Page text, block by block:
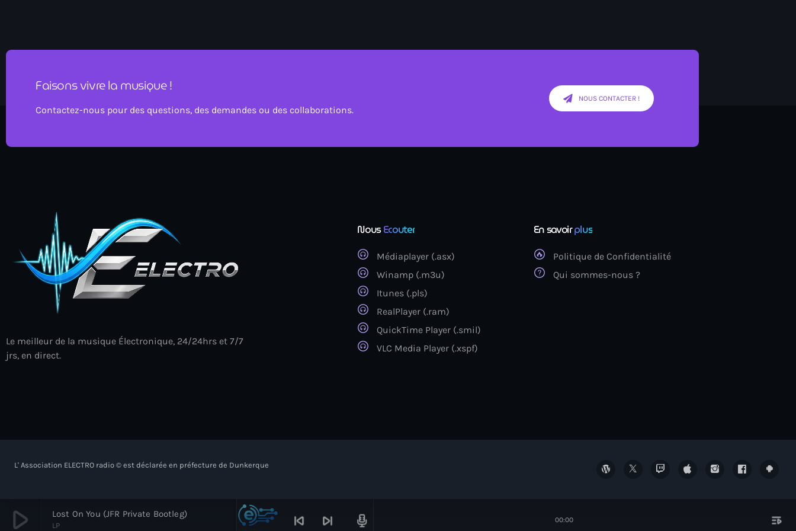
play_arrow Lost On You (JFR Private Bootleg)
LP skip_previous skip_next radio 00:00 playlist_play
Faisons vivre la musique !
Contactez-nous pour des questions, des demandes ou des collaborations.
NOUS CONTACTER !
Le meilleur de la musique Électronique, 24/24hrs et 7/7
jrs, en direct.
NousEcouter
Médiaplayer (.asx)
Winamp (.m3u)
Itunes (.pls)
RealPlayer (.ram)
QuickTime Player (.smil)
VLC Media Player (.xspf)
En savoirplus
Politique de Confidentialité
Qui sommes-nous ?
L' Association ELECTRO radio © est déclarée en préfecture de Dunkerque